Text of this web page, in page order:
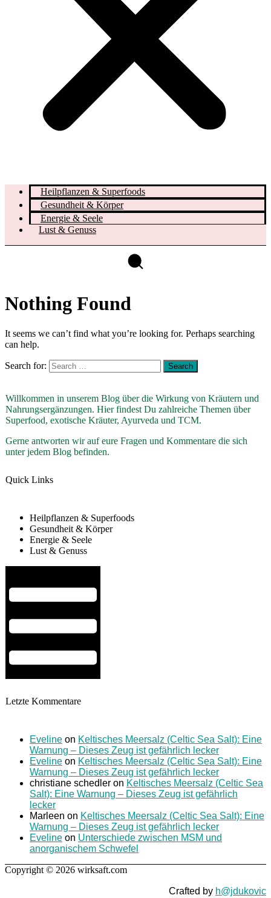
Heilpflanzen & Superfoods
Gesundheit & Körper
Energie & Seele
Lust & Genuss
Nothing Found
It seems we can’t find what you’re looking for. Perhaps searching
can help.
Search for:
Willkommen in unserem Blog über die Wirkung von Kräutern und
Nahrungsergänzungen. Hier findest Du zahlreiche Themen über
Superfood, exotische Kräuter, Ayurveda und TCM.
Gerne antworten wir auf eure Fragen und Kommentare die sich
unter jedem Blog befinden.
Quick Links
Heilpflanzen & Superfoods
Gesundheit & Körper
Energie & Seele
Lust & Genuss
Letzte Kommentare
Eveline on Keltisches Meersalz (Celtic Sea Salt): Eine
Warnung – Dieses Zeug ist gefährlich lecker
Eveline on Keltisches Meersalz (Celtic Sea Salt): Eine
Warnung – Dieses Zeug ist gefährlich lecker
christiane schedler on Keltisches Meersalz (Celtic Sea
Salt): Eine Warnung – Dieses Zeug ist gefährlich
lecker
Marleen on Keltisches Meersalz (Celtic Sea Salt): Eine
Warnung – Dieses Zeug ist gefährlich lecker
Eveline on Unterschiede zwischen MSM und
anorganischem Schwefel
Copyright © 2026 wirksaft.com
Crafted by h@jdukovic